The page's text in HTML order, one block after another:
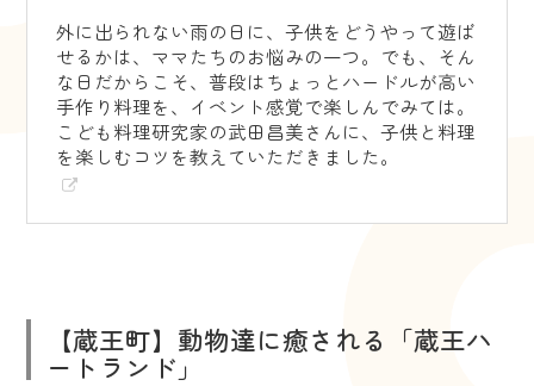
外に出られない雨の日に、子供をどうやって遊ば
せるかは、ママたちのお悩みの一つ。でも、そん
な日だからこそ、普段はちょっとハードルが高い
手作り料理を、イベント感覚で楽しんでみては。
こども料理研究家の武田昌美さんに、子供と料理
を楽しむコツを教えていただきました。
【蔵王町】動物達に癒される「蔵王ハ
ートランド」